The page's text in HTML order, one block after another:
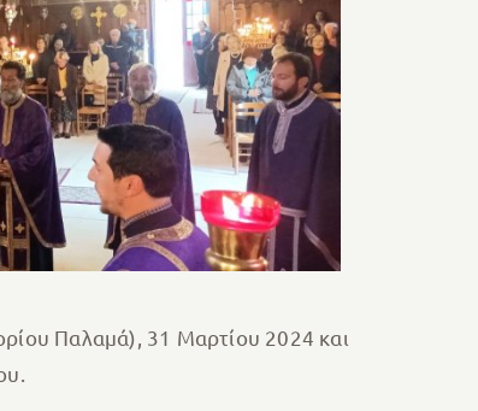
Παλαμά), 31 Μαρτίου 2024 και